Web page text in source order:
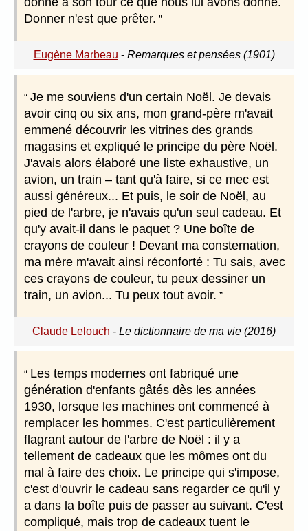
Donner n'est que prêter.
Eugène Marbeau - Remarques et pensées (1901)
Je me souviens d'un certain Noël. Je devais
avoir cinq ou six ans, mon grand-père m'avait
emmené découvrir les vitrines des grands
magasins et expliqué le principe du père Noël.
J'avais alors élaboré une liste exhaustive, un
avion, un train – tant qu'à faire, si ce mec est
aussi généreux... Et puis, le soir de Noël, au
pied de l'arbre, je n'avais qu'un seul cadeau. Et
qu'y avait-il dans le paquet ? Une boîte de
crayons de couleur ! Devant ma consternation,
ma mère m'avait ainsi réconforté : Tu sais, avec
ces crayons de couleur, tu peux dessiner un
train, un avion... Tu peux tout avoir.
Claude Lelouch - Le dictionnaire de ma vie (2016)
Les temps modernes ont fabriqué une
génération d'enfants gâtés dès les années
1930, lorsque les machines ont commencé à
remplacer les hommes. C'est particulièrement
flagrant autour de l'arbre de Noël : il y a
tellement de cadeaux que les mômes ont du
mal à faire des choix. Le principe qui s'impose,
c'est d'ouvrir le cadeau sans regarder ce qu'il y
a dans la boîte puis de passer au suivant. C'est
compliqué, mais trop de cadeaux tuent le